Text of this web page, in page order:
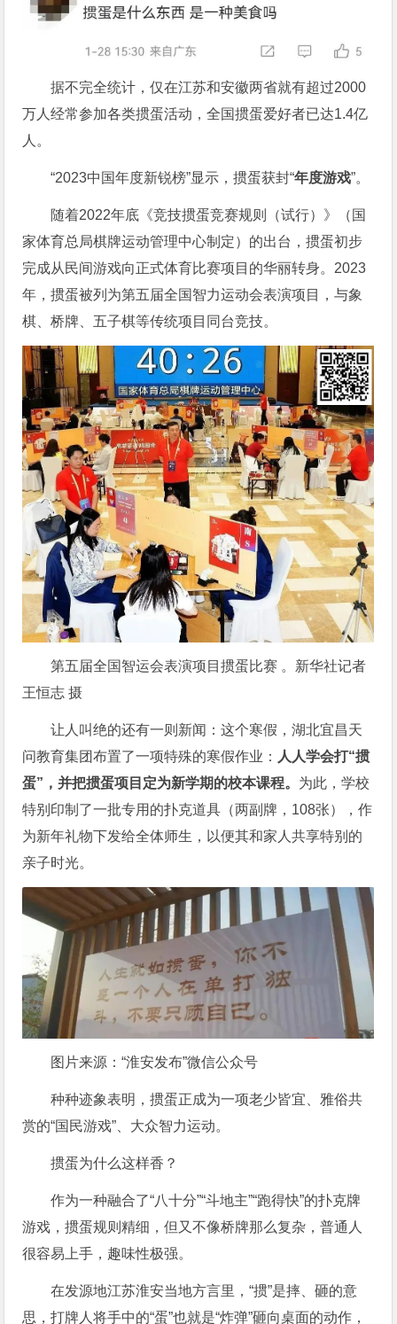
据不完全统计，仅在江苏和安徽两省就有超过2000
万人经常参加各类掼蛋活动，全国掼蛋爱好者已达1.4亿
人。
“2023中国年度新锐榜”显示，掼蛋获封“年度游戏”。
随着2022年底《竞技掼蛋竞赛规则（试行）》（国
家体育总局棋牌运动管理中心制定）的出台，掼蛋初步
完成从民间游戏向正式体育比赛项目的华丽转身。2023
年，掼蛋被列为第五届全国智力运动会表演项目，与象
棋、桥牌、五子棋等传统项目同台竞技。
第五届全国智运会表演项目掼蛋比赛 。新华社记者
王恒志 摄
让人叫绝的还有一则新闻：这个寒假，湖北宜昌天
问教育集团布置了一项特殊的寒假作业： 人人学会打“掼
蛋”，并把掼蛋项目定为新学期的校本课程。 为此，学校
特别印制了一批专用的扑克道具（两副牌，108张），作
为新年礼物下发给全体师生，以便其和家人共享特别的
亲子时光。
图片来源：“淮安发布”微信公众号
种种迹象表明，掼蛋正成为一项老少皆宜、雅俗共
赏的“国民游戏”、大众智力运动。
掼蛋为什么这样香？
作为一种融合了“八十分”“斗地主”“跑得快”的扑克牌
游戏，掼蛋规则精细，但又不像桥牌那么复杂，普通人
很容易上手，趣味性极强。
在发源地江苏淮安当地方言里，“掼”是摔、砸的意
思，打牌人将手中的“蛋”也就是“炸弹”砸向桌面的动作，